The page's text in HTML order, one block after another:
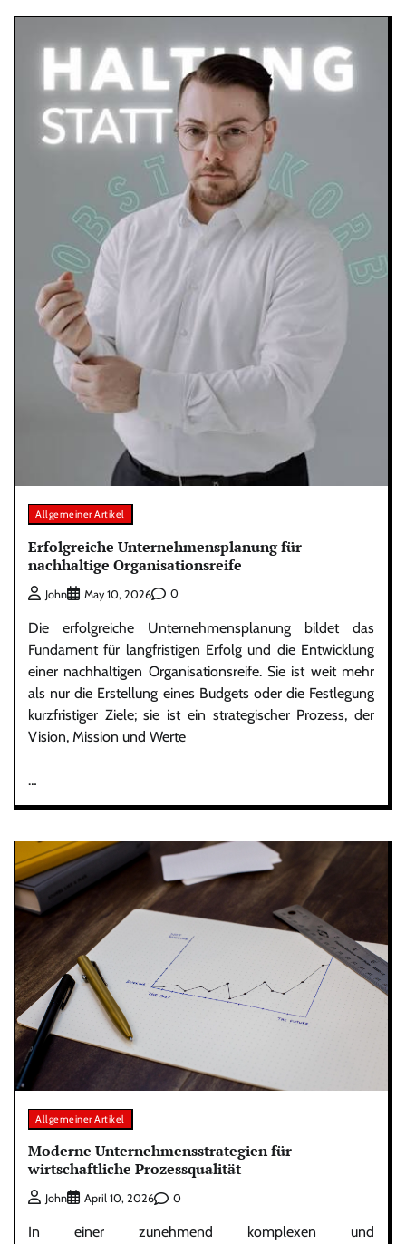
Allgemeiner Artikel
Erfolgreiche Unternehmensplanung für
nachhaltige Organisationsreife
John May 10, 2026 0
Die erfolgreiche Unternehmensplanung bildet das
Fundament für langfristigen Erfolg und die Entwicklung
einer nachhaltigen Organisationsreife. Sie ist weit mehr
als nur die Erstellung eines Budgets oder die Festlegung
kurzfristiger Ziele; sie ist ein strategischer Prozess, der
Vision, Mission und Werte
…
Allgemeiner Artikel
Moderne Unternehmensstrategien für
wirtschaftliche Prozessqualität
John April 10, 2026 0
In einer zunehmend komplexen und